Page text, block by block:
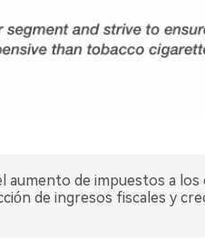
aumento de impuestos a los
de ingresos fiscales y